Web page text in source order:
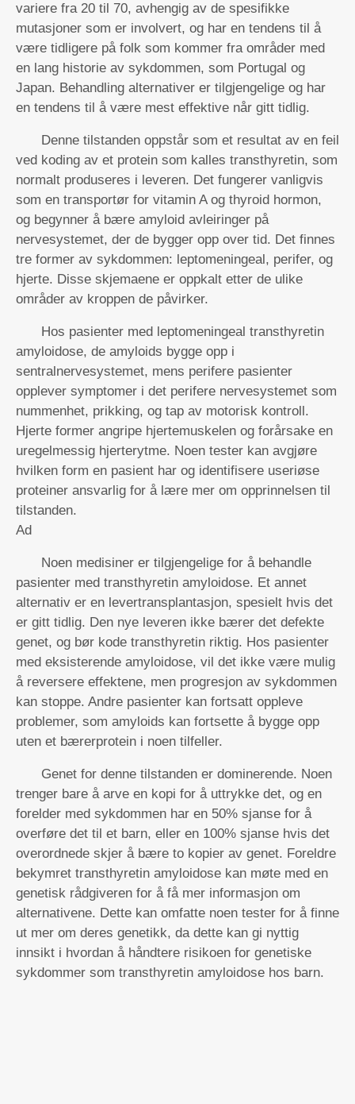
variere fra 20 til 70, avhengig av de spesifikke
mutasjoner som er involvert, og har en tendens til å
være tidligere på folk som kommer fra områder med
en lang historie av sykdommen, som Portugal og
Japan. Behandling alternativer er tilgjengelige og har
en tendens til å være mest effektive når gitt tidlig.
Denne tilstanden oppstår som et resultat av en feil
ved koding av et protein som kalles transthyretin, som
normalt produseres i leveren. Det fungerer vanligvis
som en transportør for vitamin A og thyroid hormon,
og begynner å bære amyloid avleiringer på
nervesystemet, der de bygger opp over tid. Det finnes
tre former av sykdommen: leptomeningeal, perifer, og
hjerte. Disse skjemaene er oppkalt etter de ulike
områder av kroppen de påvirker.
Hos pasienter med leptomeningeal transthyretin
amyloidose, de amyloids bygge opp i
sentralnervesystemet, mens perifere pasienter
opplever symptomer i det perifere nervesystemet som
nummenhet, prikking, og tap av motorisk kontroll.
Hjerte former angripe hjertemuskelen og forårsake en
uregelmessig hjerterytme. Noen tester kan avgjøre
hvilken form en pasient har og identifisere useriøse
proteiner ansvarlig for å lære mer om opprinnelsen til
tilstanden.
Ad
Noen medisiner er tilgjengelige for å behandle
pasienter med transthyretin amyloidose. Et annet
alternativ er en levertransplantasjon, spesielt hvis det
er gitt tidlig. Den nye leveren ikke bærer det defekte
genet, og bør kode transthyretin riktig. Hos pasienter
med eksisterende amyloidose, vil det ikke være mulig
å reversere effektene, men progresjon av sykdommen
kan stoppe. Andre pasienter kan fortsatt oppleve
problemer, som amyloids kan fortsette å bygge opp
uten et bærerprotein i noen tilfeller.
Genet for denne tilstanden er dominerende. Noen
trenger bare å arve en kopi for å uttrykke det, og en
forelder med sykdommen har en 50% sjanse for å
overføre det til et barn, eller en 100% sjanse hvis det
overordnede skjer å bære to kopier av genet. Foreldre
bekymret transthyretin amyloidose kan møte med en
genetisk rådgiveren for å få mer informasjon om
alternativene. Dette kan omfatte noen tester for å finne
ut mer om deres genetikk, da dette kan gi nyttig
innsikt i hvordan å håndtere risikoen for genetiske
sykdommer som transthyretin amyloidose hos barn.